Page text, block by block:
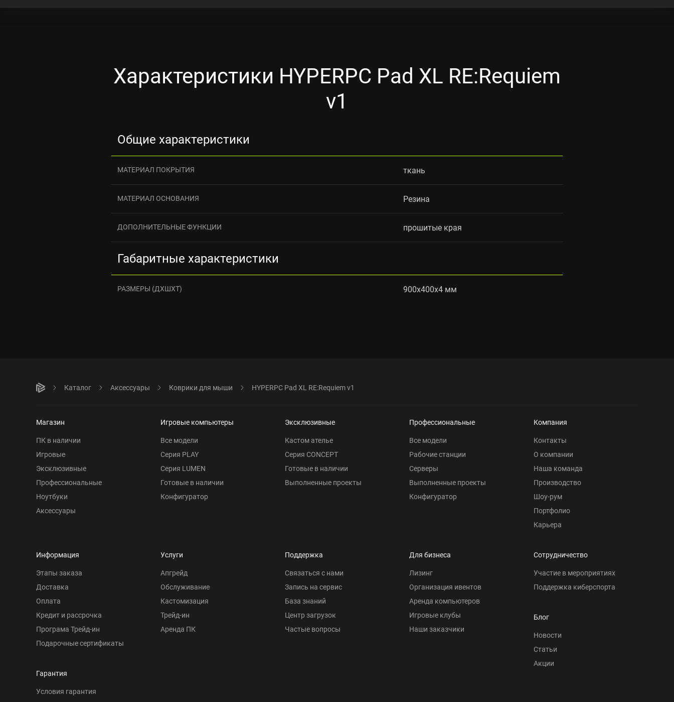
Характеристики HYPERPC Pad XL RE:Requiem
v1
Общие характеристики
МАТЕРИАЛ ПОКРЫТИЯ ткань
МАТЕРИАЛ ОСНОВАНИЯ Резина
ДОПОЛНИТЕЛЬНЫЕ ФУНКЦИИ прошитые края
Габаритные характеристики
РАЗМЕРЫ (ДXШXТ) 900x400x4 мм
Каталог Аксессуары Коврики для мыши HYPERPC Pad XL RE:Requiem v1
Магазин
ПК в наличии
Игровые
Эксклюзивные
Профессиональные
Ноутбуки
Аксессуары
Игровые компьютеры
Все модели
Серия PLAY
Серия LUMEN
Готовые в наличии
Конфигуратор
Эксклюзивные
Кастом ателье
Серия CONCEPT
Готовые в наличии
Выполненные проекты
Профессиональные
Все модели
Рабочие станции
Серверы
Выполненные проекты
Конфигуратор
Компания
Контакты
О компании
Наша команда
Производство
Шоу-рум
Портфолио
Карьера
Информация
Этапы заказа
Доставка
Оплата
Кредит и рассрочка
Програма Трейд-ин
Подарочные сертификаты
Гарантия
Условия гарантия
Услуги
Апгрейд
Обслуживание
Кастомизация
Трейд-ин
Аренда ПК
Поддержка
Связаться с нами
Запись на сервис
База знаний
Центр загрузок
Частые вопросы
Для бизнеса
Лизинг
Организация ивентов
Аренда компьютеров
Игровые клубы
Наши заказчики
Сотрудничество
Участие в мероприятиях
Поддержка киберспорта
Блог
Новости
Статьи
Акции